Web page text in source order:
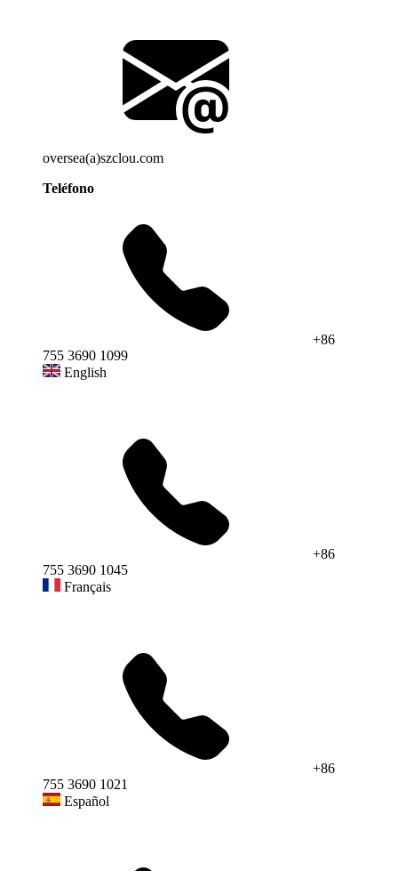
oversea(a)szclou.com
Teléfono
+86
755 3690 1099
English
+86
755 3690 1045
Français
+86
755 3690 1021
Español